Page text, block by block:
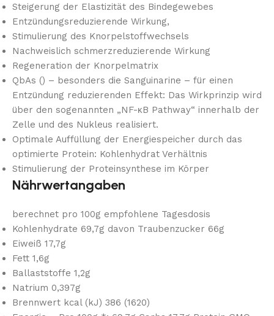
Steigerung der Elastizität des Bindegewebes
Entzündungsreduzierende Wirkung,
Stimulierung des Knorpelstoffwechsels
Nachweislich schmerzreduzierende Wirkung
Regeneration der Knorpelmatrix
QbAs () – besonders die Sanguinarine – für einen
Entzündung reduzierenden Effekt: Das Wirkprinzip wird
über den sogenannten „NF-κB Pathway“ innerhalb der
Zelle und des Nukleus realisiert.
Optimale Auffüllung der Energiespeicher durch das
optimierte Protein: Kohlenhydrat Verhältnis
Stimulierung der Proteinsynthese im Körper
Nährwertangaben
berechnet pro 100g empfohlene Tagesdosis
Kohlenhydrate 69,7g davon Traubenzucker 66g
Eiweiß 17,7g
Fett 1,6g
Ballaststoffe 1,2g
Natrium 0,397g
Brennwert kcal (kJ) 386 (1620)